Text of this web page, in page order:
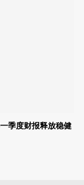
季度财报释放稳健